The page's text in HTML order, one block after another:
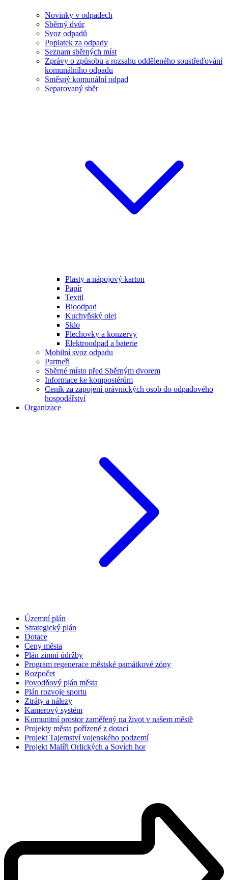
Novinky v odpadech
Sběrný dvůr
Svoz odpadů
Poplatek za odpady
Seznam sběrných míst
Zprávy o způsobu a rozsahu odděleného soustřeďování
komunálního odpadu
Směsný komunální odpad
Separovaný sběr
Plasty a nápojový karton
Papír
Textil
Bioodpad
Kuchyňský olej
Sklo
Plechovky a konzervy
Elektroodpad a baterie
Mobilní svoz odpadu
Partneři
Sběrné místo před Sběrným dvorem
Informace ke kompostérům
Ceník za zapojení právnických osob do odpadového
hospodářství
Organizace
Územní plán
Strategický plán
Dotace
Ceny města
Plán zimní údržby
Program regenerace městské památkové zóny
Rozpočet
Povodňový plán města
Plán rozvoje sportu
Ztráty a nálezy
Kamerový systém
Komunitní prostor zaměřený na život v našem městě
Projekty města pořízené z dotací
Projekt Tajemství vojenského podzemí
Projekt Malíři Orlických a Sovích hor